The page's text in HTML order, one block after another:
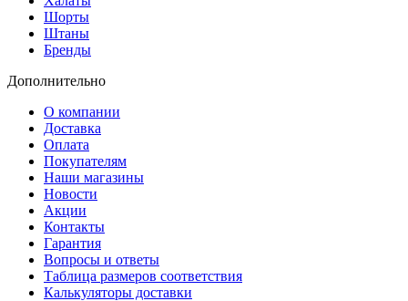
Шорты
Штаны
Бренды
Дополнительно
О компании
Доставка
Оплата
Покупателям
Наши магазины
Новости
Акции
Контакты
Гарантия
Вопросы и ответы
Таблица размеров соответствия
Калькуляторы доставки